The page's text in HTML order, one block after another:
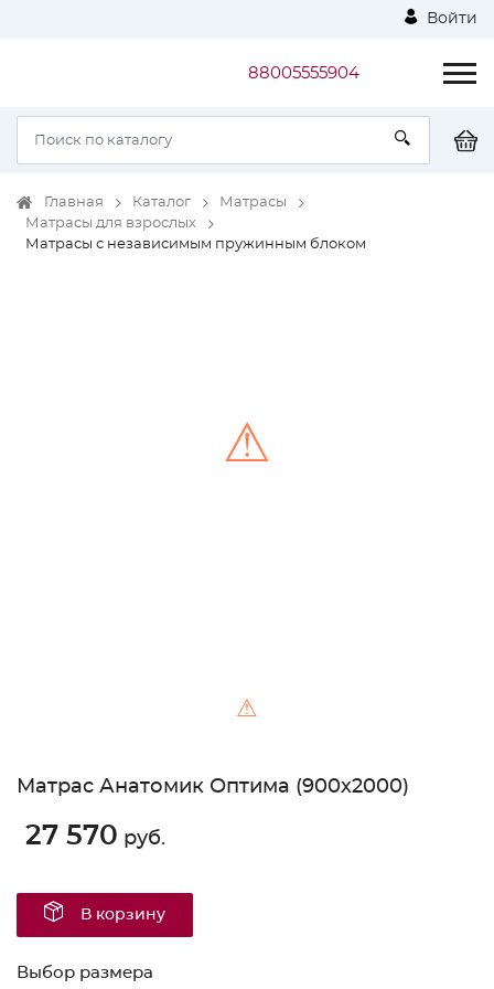
Войти
88005555904
Главная Каталог
Матрасы
Матрасы для взрослых
Матрасы с независимым пружинным блоком
⚠
⚠
Матрас Анатомик Оптима (900х2000)
27 570 руб.
В корзину
Выбор размера